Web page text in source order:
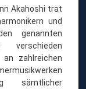
Akahoshi trat
und
genannten
zahlreichen
sämtlicher